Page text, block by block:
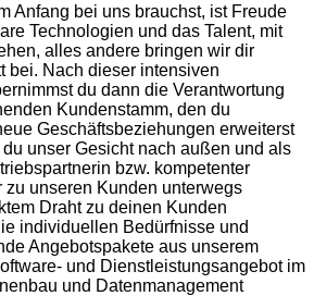
Anfang bei uns brauchst, ist Freude
Technologien und das Talent, mit
alles andere bringen wir dir
bei. Nach dieser intensiven
du dann die Verantwortung
Kundenstamm, den du
Geschäftsbeziehungen erweiterst
unser Gesicht nach außen und als
bzw. kompetenter
zu unseren Kunden unterwegs
Draht zu deinen Kunden
individuellen Bedürfnisse und
Angebotspakete aus unserem
und Dienstleistungsangebot im
und Datenmanagement